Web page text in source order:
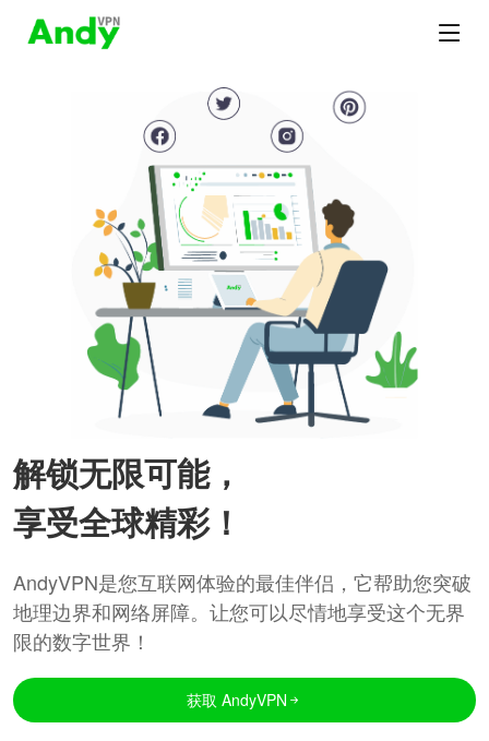
解锁无限可能，
享受全球精彩！
AndyVPN是您互联网体验的最佳伴侣，它帮助您突破
地理边界和网络屏障。让您可以尽情地享受这个无界
限的数字世界！
获取 AndyVPN